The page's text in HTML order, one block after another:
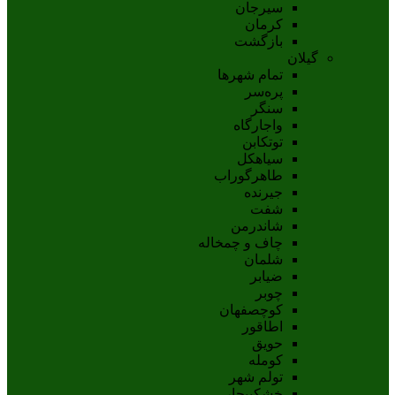
سيرجان
کرمان
بازگشت
گیلان
تمام شهر‌ها
پره‌سر
سنگر
واجارگاه
توتکابن
سیاهکل
طاهرگوراب
جیرنده
شفت
شاندرمن
چاف و چمخاله
شلمان
ضیابر
چوبر
کوچصفهان
اطاقور
حویق
کومله
تولم شهر